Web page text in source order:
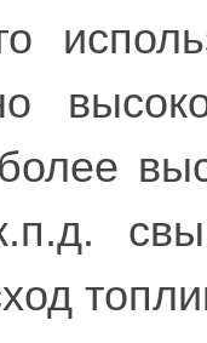
к.п.д.